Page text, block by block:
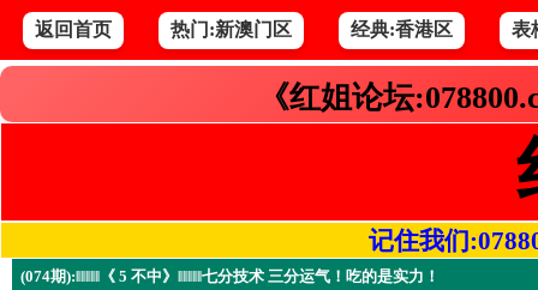
返回首页 热门:新澳门区 经典:香港区 表
《红姐论坛
记住我们
(074期):‖‖‖‖‖《 5 不中》‖‖‖‖‖七分技术 三分运气！吃的是实力！